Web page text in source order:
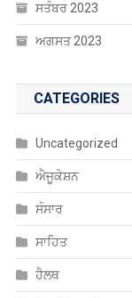
ਸਤੰਬਰ 2023
ਅਗਸਤ 2023
CATEGORIES
Uncategorized
ਐਜੂਕੇਸ਼ਨ
ਸੰਸਾਰ
ਸਾਹਿਤ
ਹੈਲਥ